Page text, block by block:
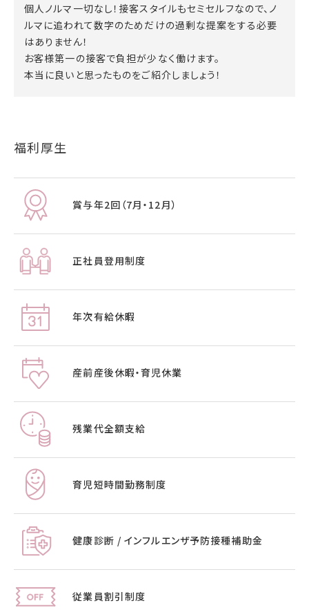
個人ノルマ一切なし！接客スタイルもセミセルフなので、ノ
ルマに追われて数字のためだけの過剰な提案をする必要
はありません！
お客様第一の接客で負担が少なく働けます。
本当に良いと思ったものをご紹介しましょう！
福利厚生
賞与年2回（7月・12月）
正社員登用制度
年次有給休暇
産前産後休暇・育児休業
残業代全額支給
育児短時間勤務制度
健康診断 / インフルエンザ予防接種補助金
従業員割引制度